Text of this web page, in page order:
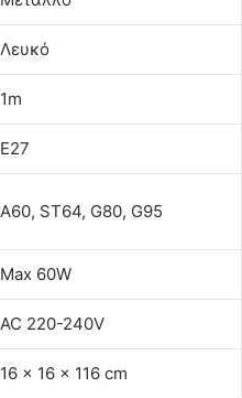
Λευκό
1m
E27
A60, ST64, G80, G95
Max 60W
AC 220-240V
16 × 16 × 116 cm